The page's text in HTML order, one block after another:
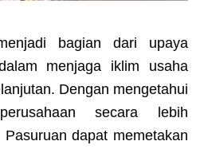
bagian dari upaya
menjaga iklim usaha
Dengan mengetahui
secara lebih
dapat memetakan